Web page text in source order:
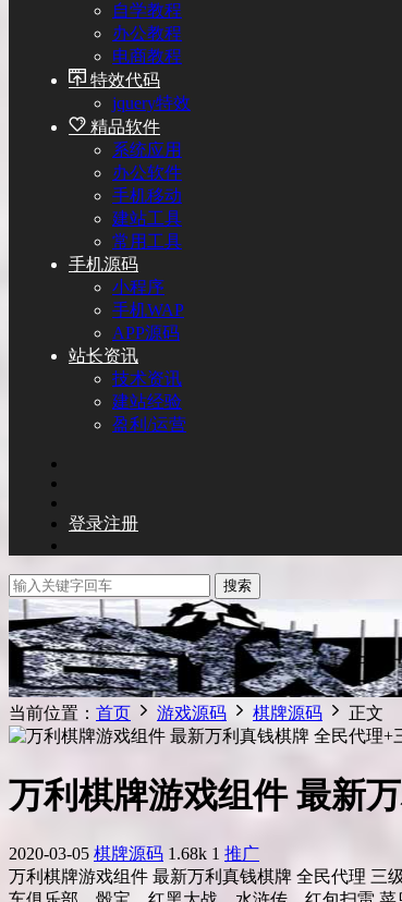
自学教程
办公教程
电商教程
特效代码
jquery特效
精品软件
系统应用
办公软件
手机移动
建站工具
常用工具
手机源码
小程序
手机WAP
APP源码
站长资讯
技术资讯
建站经验
盈利/运营
登录注册
搜索
当前位置： 首页 游戏源码 棋牌源码 正文
万利棋牌游戏组件 最新
2020-03-05 棋牌源码 1.68k 1 推广
万利棋牌游戏组件 最新万利真钱棋牌 全民代理 三